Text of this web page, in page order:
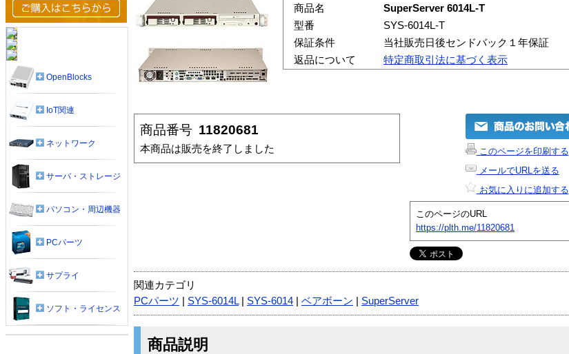
商品名
SuperServer 6014L-T
型番
SYS-6014L-T
保証条件
当社販売日後センドバック１年保証
返品について
特定商取引法に基づく表示
商品番号 11820681
本商品は販売を終了しました
このページを印刷する
メールでURLを送る
お気に入りに追加する
このページのURL
https://plth.me/11820681
関連カテゴリ
PCパーツ
SYS-6014L| SYS-6014 ベアボーン SuperServer
商品説明
OpenBlocks
IoT関連
ネットワーク
サーバ・ストレージ
パソコン・周辺機器
PCパーツ
サプライ
ソフト・ライセンス